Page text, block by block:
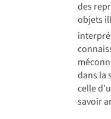
des
objets
dans la
celle
savoir